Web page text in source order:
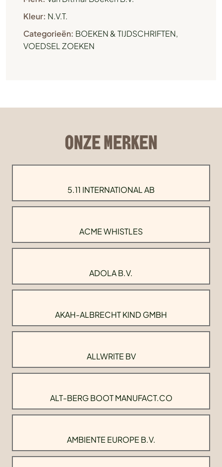
Kleur: N.V.T.
Categorieën: BOEKEN & TIJDSCHRIFTEN,
VOEDSEL ZOEKEN
ONZE MERKEN
5.11 INTERNATIONAL AB
ACME WHISTLES
ADOLA B.V.
AKAH-ALBRECHT KIND GMBH
ALLWRITE BV
ALT-BERG BOOT MANUFACT.CO
AMBIENTE EUROPE B.V.